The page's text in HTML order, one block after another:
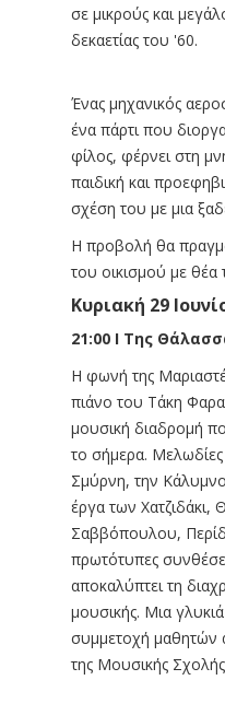
σε μικρούς και
δεκαετίας του '60.
Ένας μηχανικός
ένα πάρτι που
φίλος, φέρνει στη
παιδική και
σχέση του με μια
Η προβολή θα
του οικισμού με θέα
Κυριακή 29
21:00 Ι Της
Η φωνή της
πιάνο του Τάκη
μουσική διαδρομή
το σήμερα.
Σμύρνη, την
έργα των
Σαββόπουλου,
πρωτότυπες
αποκαλύπτει τη
μουσικής. Μια
συμμετοχή μαθητών
της Μουσικής